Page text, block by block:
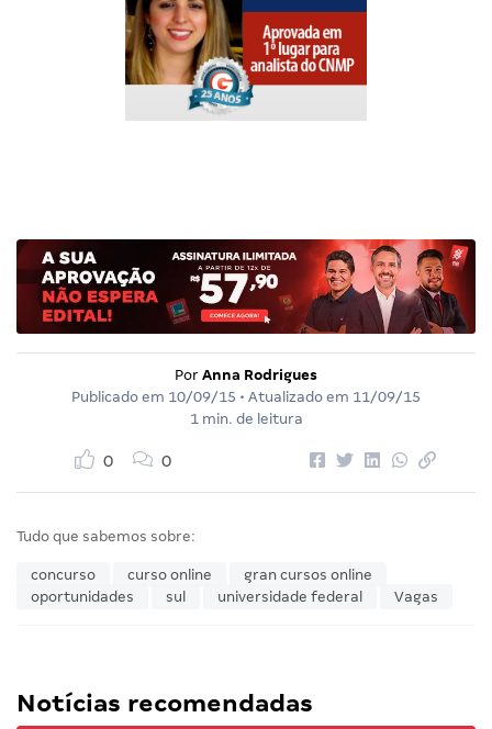
Por Anna Rodrigues
Publicado em 10/09/15 • Atualizado em 11/09/15
1 min. de leitura
0 0
Tudo que sabemos sobre:
concurso curso online
gran cursos online
oportunidades
sul universidade federal Vagas
Notícias recomendadas